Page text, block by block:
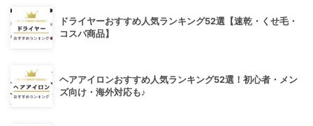
ドライヤーおすすめ人気ランキング52選【速乾・くせ毛・
コスパ商品】
ヘアアイロンおすすめ人気ランキング52選！初心者・メン
ズ向け・海外対応も♪